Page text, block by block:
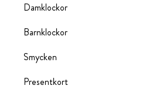
Damklockor
Barnklockor
Smycken
Presentkort